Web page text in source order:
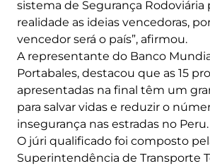
sistema de Segurança Rodoviária
realidade as ideias vencedoras,
vencedor será o país”, afirmou.
A representante do Banco
Portabales, destacou que as 15
apresentadas na final têm um
para salvar vidas e reduzir o
insegurança nas estradas no Peru.
O júri qualificado foi composto
Superintendência de Transporte